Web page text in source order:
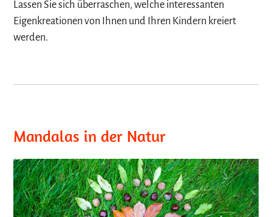
Lassen Sie sich überraschen, welche interessanten
Eigenkreationen von Ihnen und Ihren Kindern kreiert
werden.
Mandalas in der Natur